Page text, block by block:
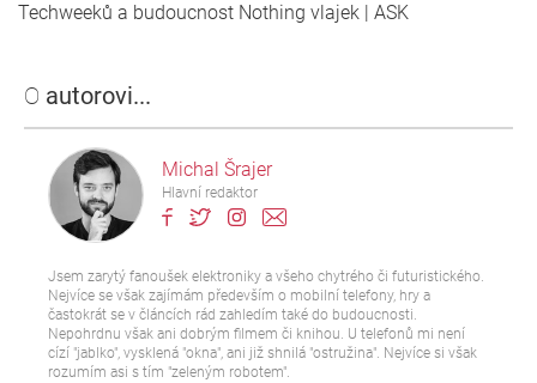
O autorovi...
Michal Šrajer
Hlavní redaktor
Jsem zarytý fanoušek elektroniky a všeho chytrého či futuristického.
Nejvíce se však zajímám především o mobilní telefony, hry a
častokrát se v článcích rád zahledím také do budoucnosti.
Nepohrdnu však ani dobrým filmem či knihou. U telefonů mi není
cízí "jablko", vysklená "okna", ani již shnilá "ostružina". Nejvíce si však
rozumím asi s tím "zeleným robotem".
Techweeků a budoucnost Nothing vlajek | ASK